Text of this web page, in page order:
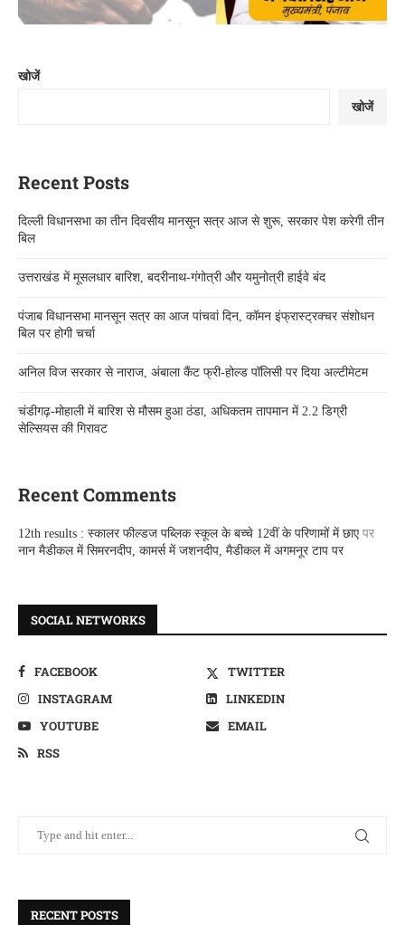
खोजें
खोजें
Recent Posts
दिल्ली विधानसभा का तीन दिवसीय मानसून सत्र आज से शुरू, सरकार पेश करेगी तीन
बिल
उत्तराखंड में मूसलधार बारिश, बदरीनाथ-गंगोत्री और यमुनोत्री हाईवे बंद
पंजाब विधानसभा मानसून सत्र का आज पांचवां दिन, कॉमन इंफ्रास्ट्रक्चर संशोधन
बिल पर होगी चर्चा
अनिल विज सरकार से नाराज, अंबाला कैंट फ्री-होल्ड पॉलिसी पर दिया अल्टीमेटम
चंडीगढ़-मोहाली में बारिश से मौसम हुआ ठंडा, अधिकतम तापमान में 2.2 डिग्री
सेल्सियस की गिरावट
Recent Comments
12th results : स्कालर फील्डज पब्लिक स्कूल के बच्चे 12वीं के परिणामों में छाएपर
नान मैडीकल में सिमरनदीप, कामर्स में जशनदीप, मैडीकल में अगमनूर टाप पर
SOCIAL NETWORKS
FACEBOOK
TWITTER
INSTAGRAM
LINKEDIN
YOUTUBE
EMAIL
RSS
RECENT POSTS